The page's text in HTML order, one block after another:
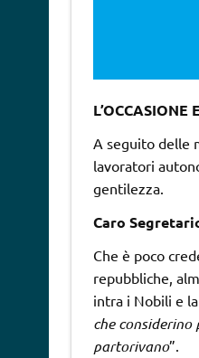
A seguito delle
lavoratori
gentilezza.
Caro
Che è poco
repubbliche,
intra i Nobili e
che
partorivano”.